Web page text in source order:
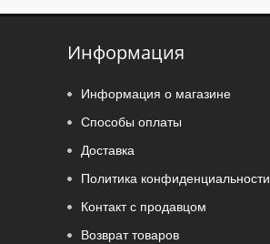
Информация
Информация о магазине
Способы оплаты
Доставка
Политика конфиденциальности
Контакт с продавцом
Возврат товаров